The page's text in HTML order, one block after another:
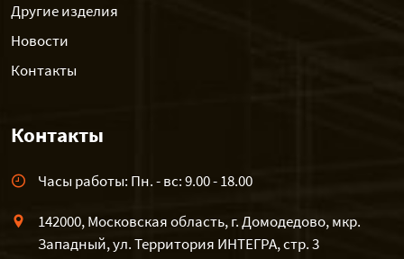
Другие изделия
Новости
Контакты
Контакты
Часы работы: Пн. - вс: 9.00 - 18.00
142000, Московская область, г. Домодедово, мкр.
Западный, ул. Территория ИНТЕГРА, стр. 3